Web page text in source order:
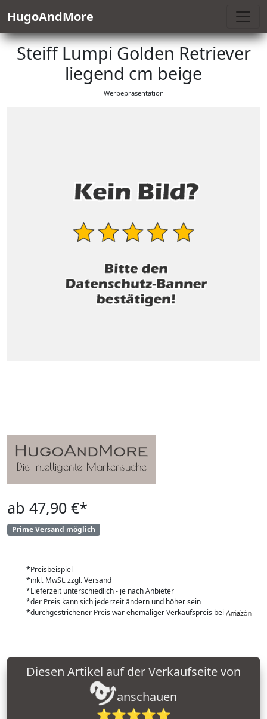
HugoAndMore
Steiff Lumpi Golden Retriever
liegend cm beige
Werbepräsentation
ab 47,90 €*
Prime Versand möglich
*Preisbeispiel
*inkl. MwSt. zzgl. Versand
*Lieferzeit unterschiedlich - je nach Anbieter
*der Preis kann sich jederzeit ändern und höher sein
*durchgestrichener Preis war ehemaliger Verkaufspreis bei
anschauen
⭐⭐⭐⭐⭐